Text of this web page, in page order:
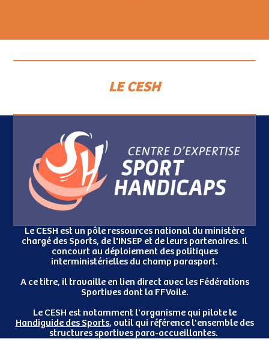
LE CESH
Le CESH est un pôle ressources national du ministère
chargé des Sports, de l'INSEP et de leurs partenaires. Il
concourt au déploiement des politiques
interministérielles du champ parasport.
A ce titre, il travaille en lien direct avec les Fédérations
Sportives dont la FFVoile.
Le CESH est notamment l'organisme qui pilote le
Handiguide des Sports, outil qui référence l'ensemble des
structures sportives para-accueillantes.